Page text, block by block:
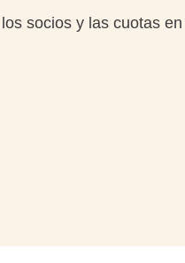
socios y las cuotas